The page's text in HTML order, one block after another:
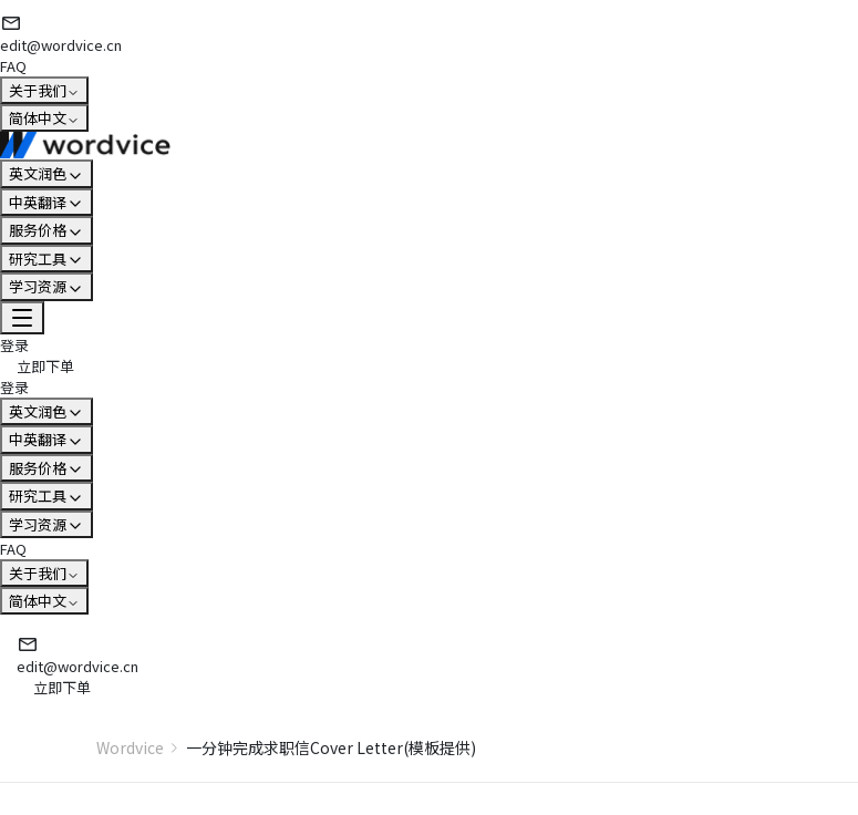
edit@wordvice.cn
FAQ
关于我们
简体中文
英文润色
中英翻译
服务价格
研究工具
学习资源
登录
立即下单
登录
英文润色
中英翻译
服务价格
研究工具
学习资源
FAQ
关于我们
简体中文
edit@wordvice.cn
立即下单
Wordvice 一分钟完成求职信Cover Letter(模板提供)